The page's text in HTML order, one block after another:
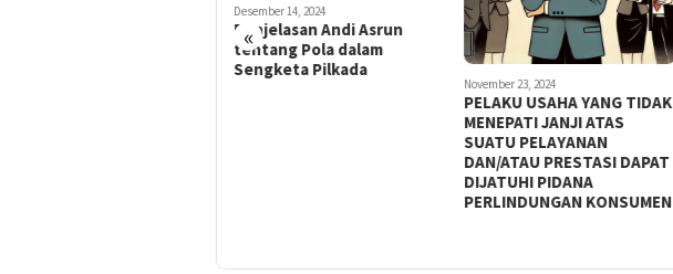
«
Desember 14, 2024
Penjelasan Andi Asrun
tentang Pola dalam
Sengketa Pilkada
November 23, 2024
PELAKU USAHA YANG TIDAK
MENEPATI JANJI ATAS
SUATU PELAYANAN
DAN/ATAU PRESTASI DAPAT
DIJATUHI PIDANA
PERLINDUNGAN KONSUMEN